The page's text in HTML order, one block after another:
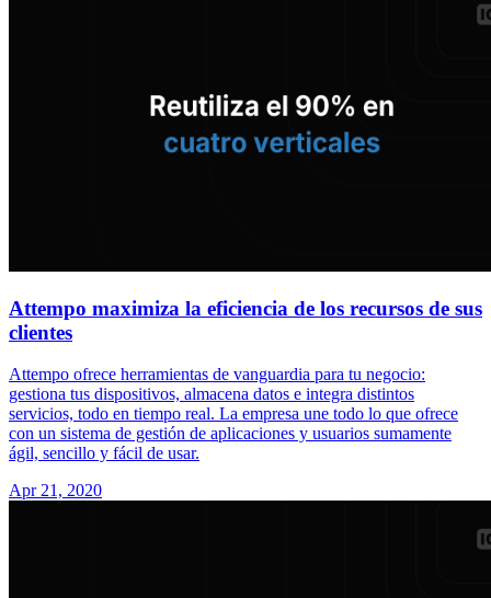
Attempo maximiza la eficiencia de los recursos de sus
clientes
Attempo ofrece herramientas de vanguardia para tu negocio:
gestiona tus dispositivos, almacena datos e integra distintos
servicios, todo en tiempo real. La empresa une todo lo que ofrece
con un sistema de gestión de aplicaciones y usuarios sumamente
ágil, sencillo y fácil de usar.
Apr 21, 2020